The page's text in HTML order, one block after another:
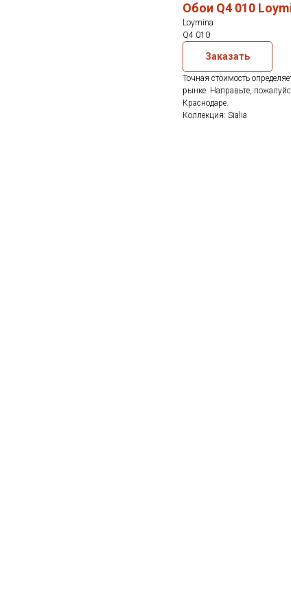
Обои Q4 010
Loymina
Q4 010
Заказать
Точная стоимость
рынке. Направьте,
Краснодаре.
Коллекция: Sialia